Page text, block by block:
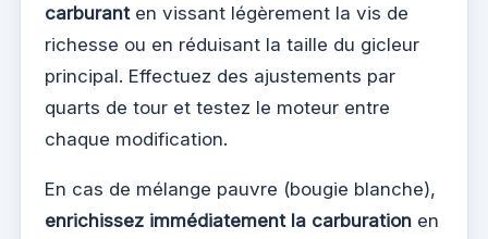
carburant en vissant légèrement la vis de
richesse ou en réduisant la taille du gicleur
principal. Effectuez des ajustements par
quarts de tour et testez le moteur entre
chaque modification.
En cas de mélange pauvre (bougie blanche),
enrichissez immédiatement la carburation en